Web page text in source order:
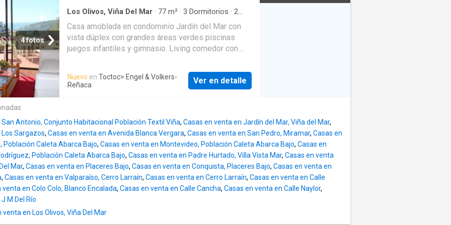
iluminación y vistas despejadas. Además su tipo de
departamento apto para oficina y hospedajes te
brinda la versatilidad que necesitas. Aunque no
cuenta con calefacción no será un problema ya que
Valparaíso disfruta de un clima agradable durante la
viene amoblada lista para habitarla! No dejes pasar
esta oportunidad única de adquirir esta espectacular
4 fotos
Los Olivos, Viña Del Mar · 77 m² · 3 Dormitorios · 2
integral·Área para niños·Gimnasio
Casa amoblada en condominio Jardín del Mar con
vista dúplex con grandes áreas verdes piscinas
juegos infantiles y gimnasio. Living comedor con
dos baños un estacionamiento Excelente ubicación
zona residencial y tranquila buena locomoción
Nuevo en Toctoc> Engel & Volkers-
Reñaca
Ver en detalle
Antonio, Conjunto Habitacional Población Textil Viña, Casas en venta en Jardín del Mar, Viña del Mar,
Sargazos, Casas en venta en Avenida Blanca Vergara, Casas en venta en San Pedro, Miramar, Casas en
Población Caleta Abarca Bajo, Casas en venta en Montevideo, Población Caleta Abarca Bajo, Casas en
Población Caleta Abarca Bajo, Casas en venta en Padre Hurtado, Villa Vista Mar, Casas en venta
Mar, Casas en venta en Placeres Bajo, Casas en venta en Conquista, Placeres Bajo, Casas en venta en
, Casas en venta en Valparaíso, Cerro Larraín, Casas en venta en Cerro Larraín, Casas en venta en Calle
venta en Colo Colo, Blanco Encalada, Casas en venta en Calle Cancha, Casas en venta en Calle Naylor,
M Del Río
en Los Olivos, Viña Del Mar